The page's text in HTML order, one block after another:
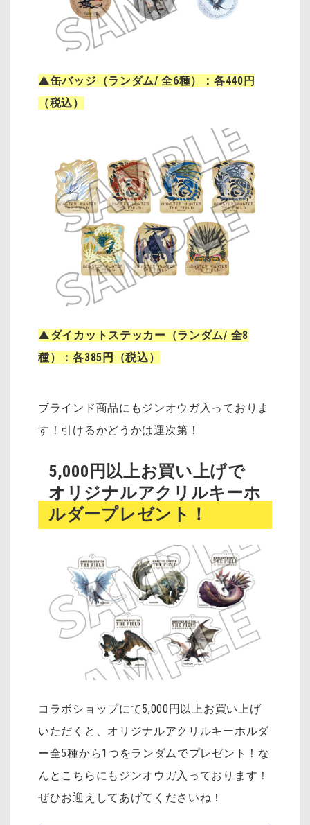
▲缶バッジ（ランダム/ 全6種）：各440円
（税込）
▲ダイカットステッカー（ランダム/ 全8
種）：各385円（税込）
ブラインド商品にもジンオウガ入っておりま
す！引けるかどうかは運次第！
5,000円以上お買い上げで
オリジナルアクリルキーホ
ルダープレゼント！
コラボショップにて5,000円以上お買い上げ
いただくと、オリジナルアクリルキーホルダ
ー全5種から1つをランダムでプレゼント！な
んとこちらにもジンオウガ入っております！
ぜひお迎えしてあげてくださいね！